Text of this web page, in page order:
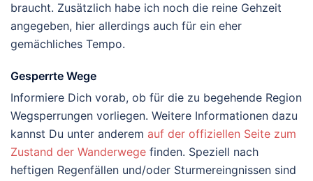
braucht. Zusätzlich habe ich noch die reine Gehzeit
angegeben, hier allerdings auch für ein eher
gemächliches Tempo.
Gesperrte Wege
Informiere Dich vorab, ob für die zu begehende Region
Wegsperrungen vorliegen. Weitere Informationen dazu
kannst Du unter anderem auf der offiziellen Seite zum
Zustand der Wanderwege finden. Speziell nach
heftigen Regenfällen und/oder Sturmereingnissen sind